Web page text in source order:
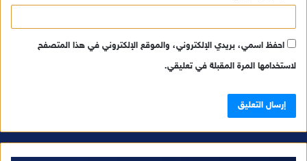
احفظ اسمي، بريدي الإلكتروني، والموقع الإلكتروني في هذا المتصفح
لاستخدامها المرة المقبلة في تعليقي.